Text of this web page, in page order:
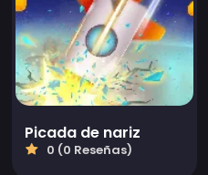
Picada de nariz
0 (0 Reseñas)